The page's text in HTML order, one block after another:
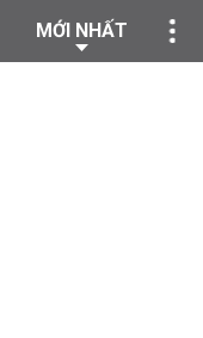
MỚI NHẤT